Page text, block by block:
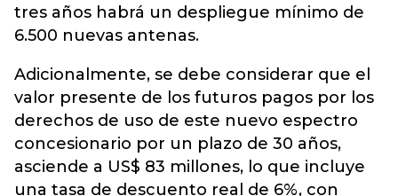
tres años habrá un despliegue mínimo de
6.500 nuevas antenas.
Adicionalmente, se debe considerar que el
valor presente de los futuros pagos por los
derechos de uso de este nuevo espectro
concesionario por un plazo de 30 años,
asciende a US$ 83 millones, lo que incluye
una tasa de descuento real de 6%, con